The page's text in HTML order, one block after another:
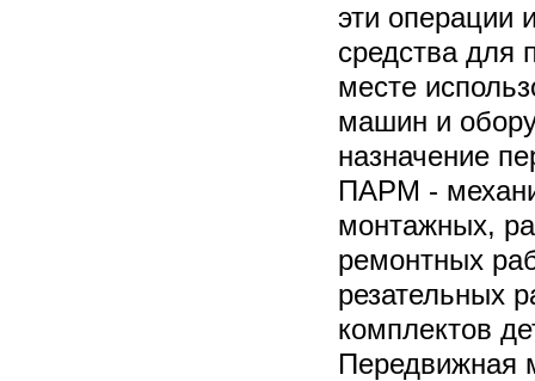
эти операции
средства для
месте
машин и
назначение
ПАРМ -
монтажных,
ремонтных
резательных
комплектов
Передвижная